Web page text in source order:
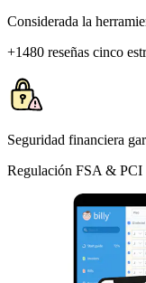
Considerada la
+1480 reseñas cinco
Seguridad financiera
Regulación FSA & PCI